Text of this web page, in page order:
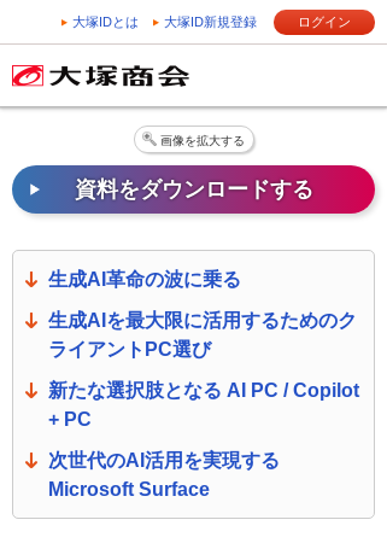
大塚IDとは 大塚ID新規登録 ログイン
画像を拡大する
資料をダウンロードする
生成AI革命の波に乗る
生成AIを最大限に活用するためのク
ライアントPC選び
新たな選択肢となる AI PC / Copilot
+ PC
次世代のAI活用を実現する
Microsoft Surface